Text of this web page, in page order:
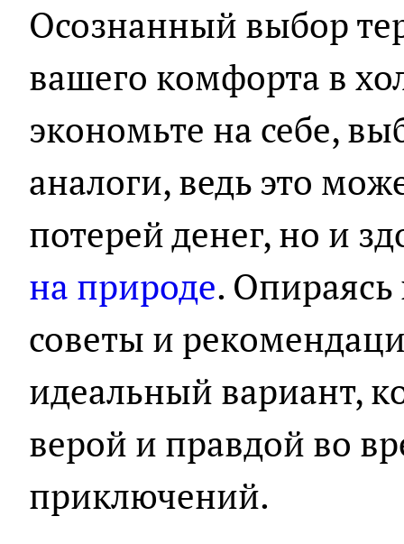
Осознанный выбор
вашего комфорта в
экономьте на себе,
аналоги, ведь это
потерей денег, но и
на природе.
советы и
идеальный вариант,
верой и правдой во
приключений.